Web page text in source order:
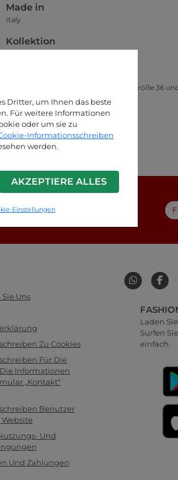
Dritter, um Ihnen das beste
Für weitere Informationen
oder um sie zu
Informationsschreiben
werden.
AKZEPTIERE ALLES
Einstellungen
Made in
Italy
Kollektion
Das Model auf dem Hauptfoto trägt Größe 36
Größentabelle
Uns
Zu Cookies
Für Die
Informationen
„Kontakt“
Benutzer
Und
Und Zahlungen
Laden
Surfen
einfach.